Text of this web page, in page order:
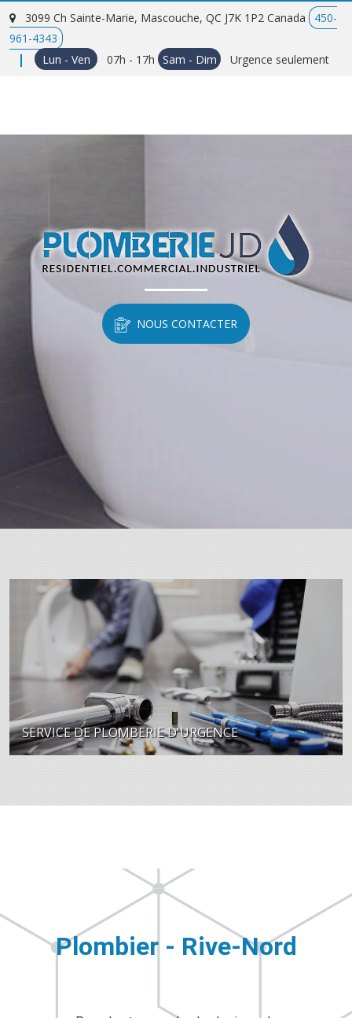
NOUS CONTACTER
NOUS CONTACTER
NOUS CONTACTER
3099 Ch Sainte-Marie, Mascouche, QC J7K 1P2 Canada
450-
961-4343
Lun - Ven
07h - 17h Sam - Dim Urgence seulement
SERVICE DE PLOMBERIE D'URGENCE
Plombier - Rive-Nord